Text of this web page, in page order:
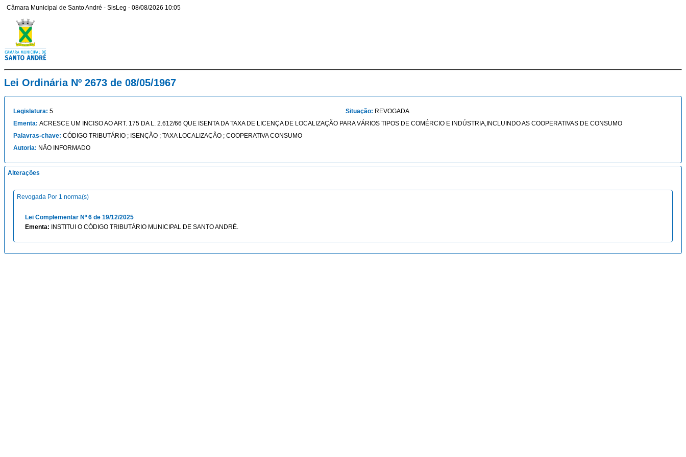
Câmara Municipal de Santo André - SisLeg - 08/08/2026 10:05
Lei Ordinária Nº 2673 de 08/05/1967
Legislatura: 5 Situação: REVOGADA
Ementa: ACRESCE UM INCISO AO ART. 175 DA L. 2.612/66 QUE ISENTA DA TAXA DE LICENÇA DE LOCALIZAÇÃO PARA VÁRIOS TIPOS DE COMÉRCIO E INDÚSTRIA,INCLUINDO AS COOPERATIVAS DE CONSUMO
Palavras-chave: CÓDIGO TRIBUTÁRIO ; ISENÇÃO ; TAXA LOCALIZAÇÃO ; COOPERATIVA CONSUMO
Autoria: NÃO INFORMADO
Alterações
Revogada Por 1 norma(s)
Lei Complementar Nº 6 de 19/12/2025
Ementa: INSTITUI O CÓDIGO TRIBUTÁRIO MUNICIPAL DE SANTO ANDRÉ.